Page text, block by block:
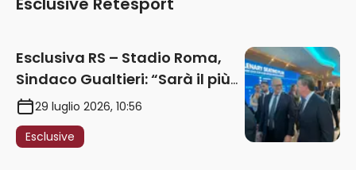
Esclusiva RS – Stadio Roma,
Sindaco Gualtieri: “Sarà il più
iconico del mondo. Assoluta
unità politica. Prima pietra nel
2027. Ricorsi strumentali?
29 luglio 2026, 10:56
Esclusive